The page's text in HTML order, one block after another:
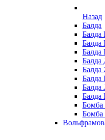
Назад
Балда
Балда
Балда
Балда
Балда
Балда
Балда
Балда
Бомба